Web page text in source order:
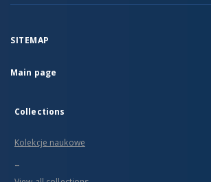
SITEMAP
Main page
Collections
Kolekcje naukowe
...